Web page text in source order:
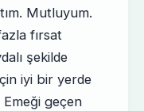
Mutluyum.
fırsat
şekilde
iyi bir yerde
Emeği geçen